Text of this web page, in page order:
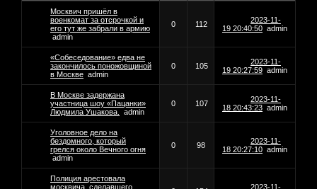
Москвич пришёл в
военкомат за отсрочкой и
его тут же забрали в армию
admin
0 112
2023-11-
19 20:40:50 admin
«Собеседование» едва не
закончилось поножовщиной
в Москве admin
0 105
2023-11-
19 20:27:59 admin
В Москве задержана
участница шоу «Пацанки»
Людмила Ушакова.
admin
0 107
2023-11-
18 20:43:23 admin
Уголовное дело на
бездомного, который
грелся около Вечного огня
admin
0 98
2023-11-
18 20:27:10 admin
Полиция арестовала
москвича, сделавшего
2023-11-